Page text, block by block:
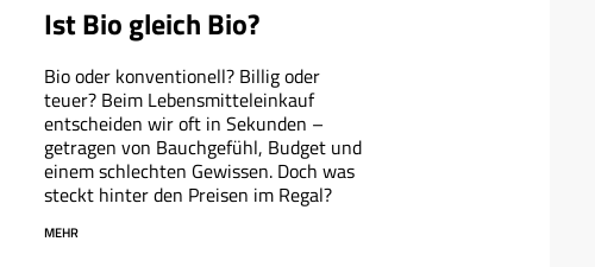
Ist Bio gleich Bio?
Bio oder konventionell? Billig oder
teuer? Beim Lebensmitteleinkauf
entscheiden wir oft in Sekunden –
getragen von Bauchgefühl, Budget und
einem schlechten Gewissen. Doch was
steckt hinter den Preisen im Regal?
MEHR